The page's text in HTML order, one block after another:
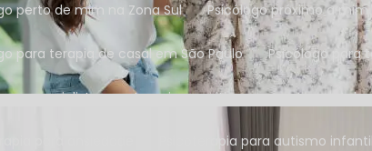
perto de mim na Zona Sul Psicólogo próximo a mim
para terapia de casal em São Paulo Psicólogo para
especialistas em terapia cognitivo comportamental
Psicoterapia para autismo infantil